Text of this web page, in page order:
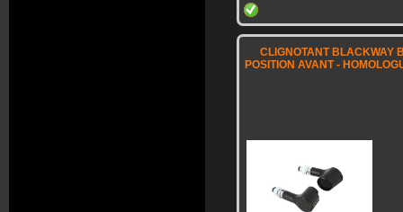
CLIGNOTANT BLACKWAY
POSITION AVANT -